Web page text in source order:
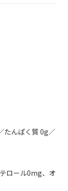
たんぱく質 0g／
ロール0mg、オ